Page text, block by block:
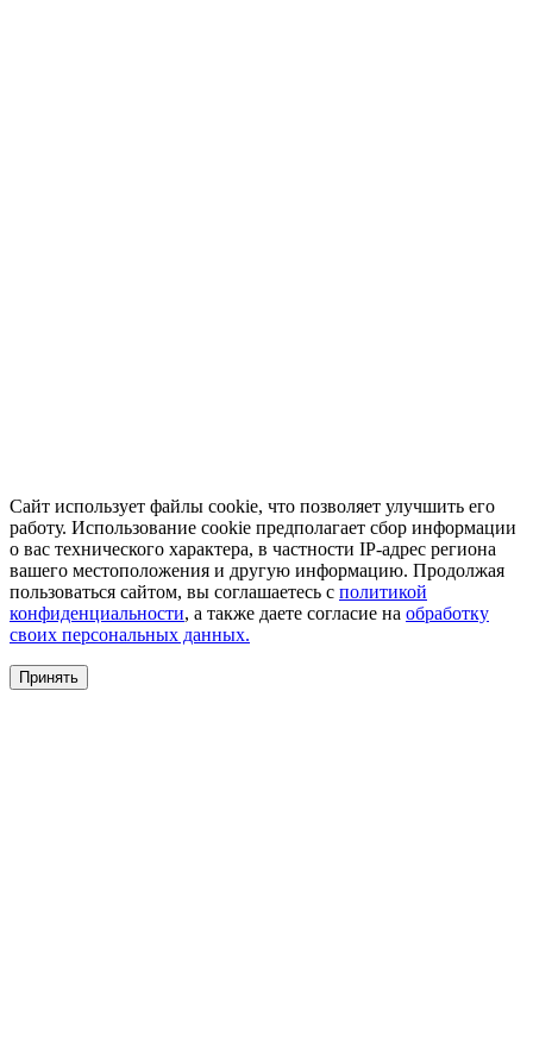
Сайт использует файлы cookie, что позволяет улучшить его
работу. Использование cookie предполагает сбор информации
о вас технического характера, в частности IP-адрес региона
вашего местоположения и другую информацию. Продолжая
пользоваться сайтом, вы соглашаетесь с политикой
конфиденциальности, а также даете согласие на обработку
своих персональных данных.
Принять